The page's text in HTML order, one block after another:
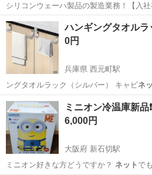
シリコンウェーハ製品の製造業務！【入社
やカップルとの応募OK◎年間休日129日
実♪業務はクリーンルームで快適作業◎自
300円～の格安食堂あり！《佐...
佐賀 伊万里市 東山代駅
ハンギングタオルラ
0円
兵庫県 西元町駅
ングタオルラック（シルバー） キャビネ
るタオルラックで…
兵庫 神戸市 西元町駅 洗濯用品
ミニオン冷温庫新品❗️
6,000円
大阪府 新石切駅
ミニオン好きな方どうですか？ ネット で